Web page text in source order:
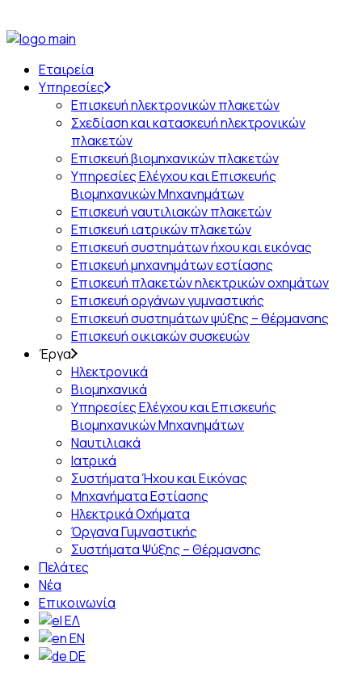
Εταιρεία
Υπηρεσίες
Επισκευή ηλεκτρονικών πλακετών
Σχεδίαση και κατασκευή ηλεκτρονικών
πλακετών
Επισκευή βιομηχανικών πλακετών
Υπηρεσίες Ελέγχου και Επισκευής
Βιομηχανικών Μηχανημάτων
Επισκευή ναυτιλιακών πλακετών
Επισκευή ιατρικών πλακετών
Επισκευή συστημάτων ήχου και εικόνας
Επισκευή μηχανημάτων εστίασης
Επισκευή πλακετών ηλεκτρικών οχημάτων
Επισκευή οργάνων γυμναστικής
Επισκευή συστημάτων ψύξης – θέρμανσης
Επισκευή οικιακών συσκευών
Έργα
Ηλεκτρονικά
Βιομηχανικά
Υπηρεσίες Ελέγχου και Επισκευής
Βιομηχανικών Μηχανημάτων
Ναυτιλιακά
Ιατρικά
Συστήματα Ήχου και Εικόνας
Μηχανήματα Εστίασης
Ηλεκτρικά Οχήματα
Όργανα Γυμναστικής
Συστήματα Ψύξης – Θέρμανσης
Πελάτες
Νέα
Επικοινωνία
ΕΛ
EN
DE